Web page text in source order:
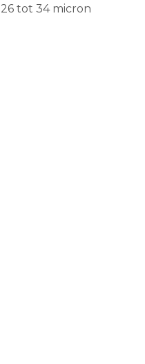
tot 34 micron